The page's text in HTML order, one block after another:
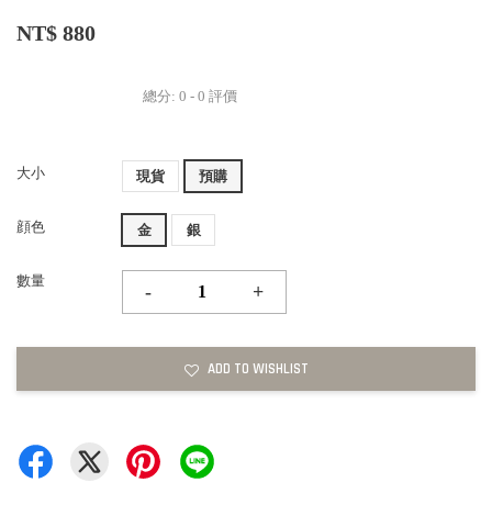
NT$ 880
總分: 0 - 0 評價
大小 現貨 預購
顔色 金 銀
數量
- +
ADD TO WISHLIST